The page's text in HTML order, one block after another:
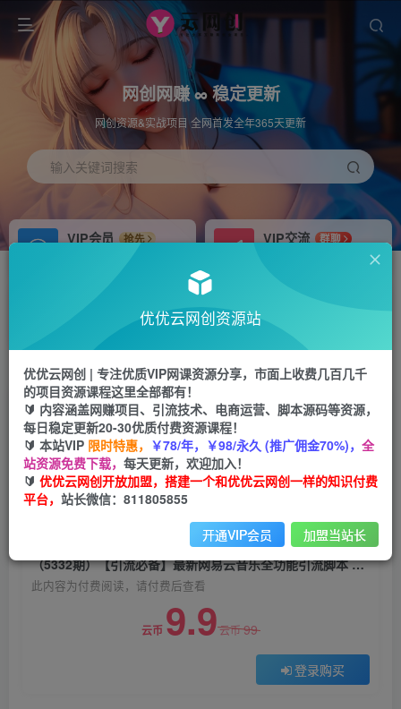
网创网赚 ∞ 稳定更新
网创资源&实战项目 全网首发全年365天更新
输入关键词搜索
VIP会员
抢先
免费下载全站资源
VIP交流
群聊
研究探讨更多创业项目路子。
站长V：hu91275
推荐
首页 中创网 正文
（5332期）【引流必备】最新网易云音乐全功能
引流脚本 解放双手自动引流【脚本+教程】
优优云网创
2年前发布
关注 私信
（5332期）【引流必备】最新网易云音乐全功能引流脚本 解放双手自动引流【脚本+教程】
此内容为付费阅读，请付费后查看
云币 9.9云币99
登录购买
优优云网创资源站
优优云网创 | 专注优质VIP网课资源分享，市面上收费几百几千
的项目资源课程这里全部都有！
🔰 内容涵盖网赚项目、引流技术、电商运营、脚本源码等资源，
每日稳定更新20-30优质付费资源课程！
🔰 本站VIP 限时特惠， ￥78/年，￥98/永久 (推广佣金70%)， 全
站资源免费下载， 每天更新，欢迎加入！
🔰 优优云网创开放加盟，搭建一个和优优云网创一样的知识付费
平台， 站长微信：811805855
开通VIP会员 加盟当站长